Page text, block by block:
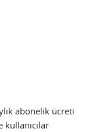
abonelik ücreti